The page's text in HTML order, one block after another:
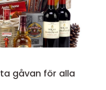
gåvan för alla